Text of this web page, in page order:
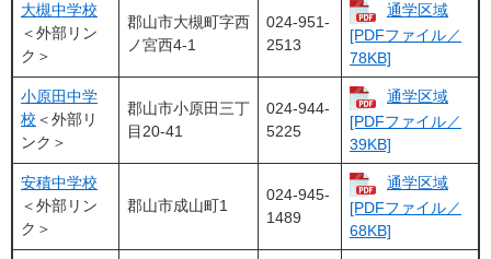
大槻中学校
＜外部リン
ク＞
郡山市大槻町字西
ノ宮西4-1
024-951-
2513
通学区域
[PDFファイル／
78KB]
小原田中学
校 ＜外部リ
ンク＞
郡山市小原田三丁
目20-41
024-944-
5225
通学区域
[PDFファイル／
39KB]
安積中学校
＜外部リン
ク＞
郡山市成山町1
024-945-
1489
通学区域
[PDFファイル／
68KB]